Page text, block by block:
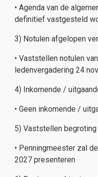
• Agenda van de
definitief vastgesteld
3) Notulen afgelopen
• Vaststellen notulen
ledenvergadering 24
4) Inkomende /
• Geen inkomende /
5) Vaststellen
• Penningmeester zal
2027 presenteren